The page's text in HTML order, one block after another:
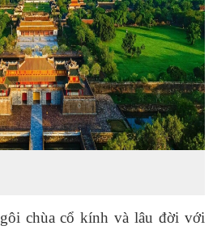
chùa cổ kính và lâu đời với